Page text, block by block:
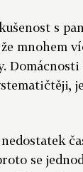
s
mnohem
Domácnosti
se